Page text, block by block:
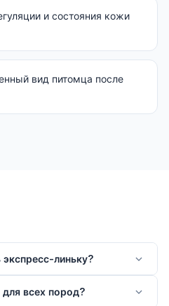
и состояния кожи
вид питомца после
линьку?
всех пород?